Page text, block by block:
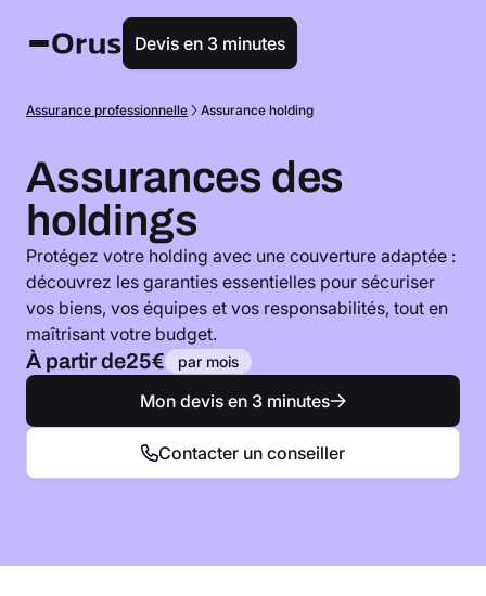
Devis en 3 minutes
Assurance professionnelle Assurance holding
Assurances des
holdings
Protégez votre holding avec une couverture adaptée :
découvrez les garanties essentielles pour sécuriser
vos biens, vos équipes et vos responsabilités, tout en
maîtrisant votre budget.
À partir de25€ par mois
Mon devis en 3 minutes
Contacter un conseiller